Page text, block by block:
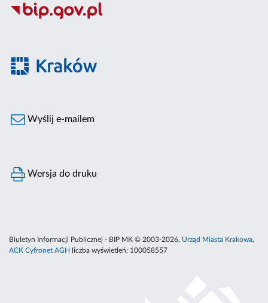
Wyślij e-mailem
Wersja do druku
Biuletyn Informacji Publicznej - BIP MK © 2003-2026, Urząd Miasta Krakowa,
ACK Cyfronet AGH
liczba wyświetleń: 100058557